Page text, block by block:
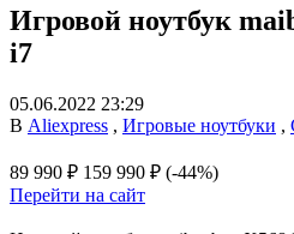
Игровой ноутбук
i7
05.06.2022 23:29
В Aliexpress , Игровые ноутбуки ,
89 990 ₽ 159 990 ₽ (-44%)
Перейти на сайт